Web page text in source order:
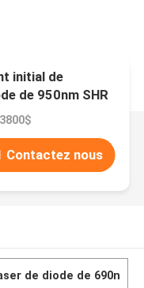
initial de
de 950nm SHR
Contactez nous
de diode de 690n